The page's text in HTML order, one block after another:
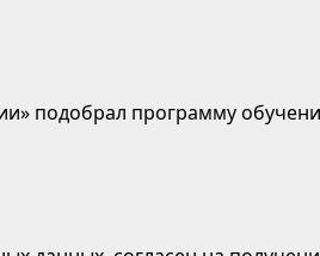
подобрал программу